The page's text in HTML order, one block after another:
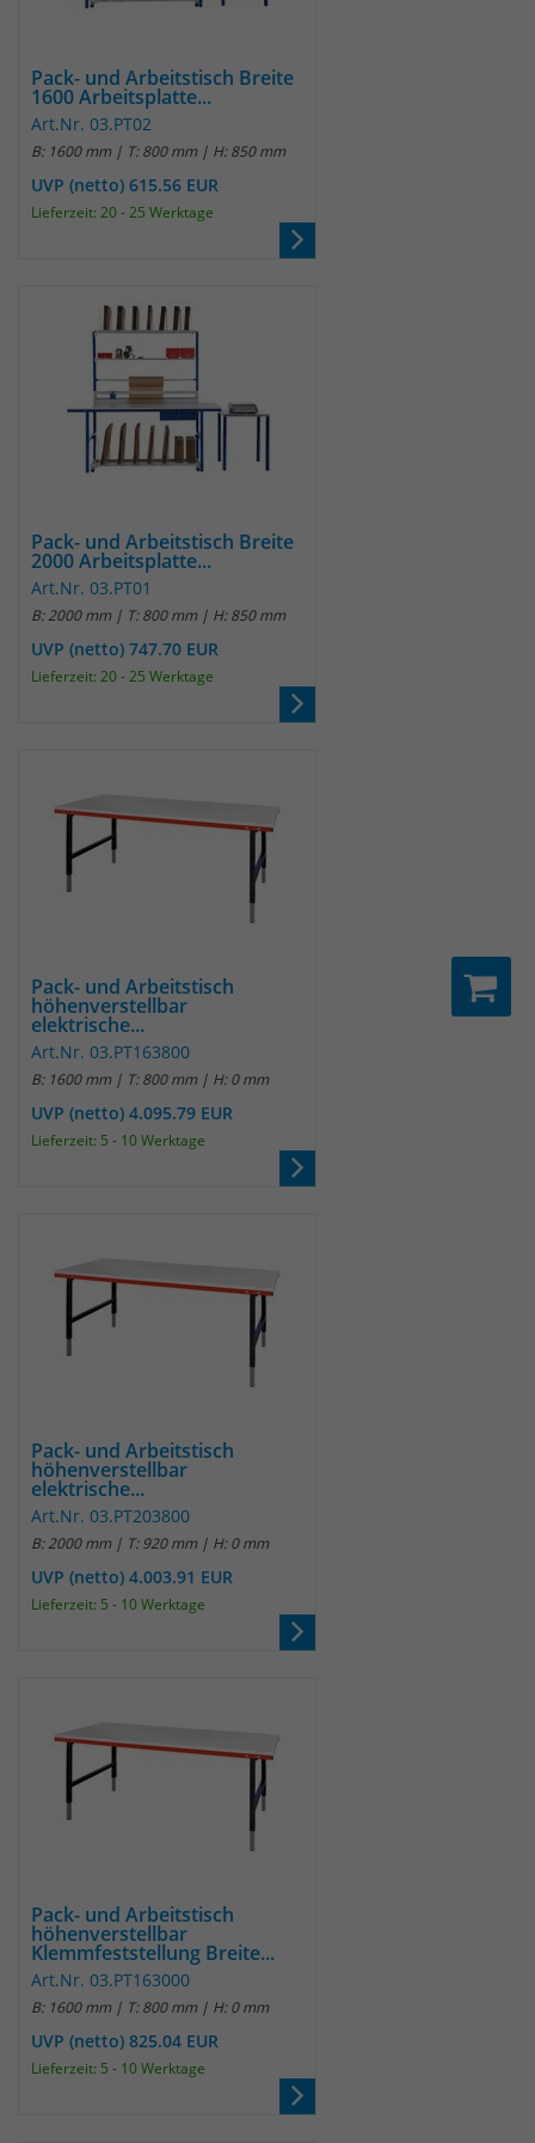
Pack- und Arbeitstisch Breite
1600 Arbeitsplatte...
Art.Nr. 03.PT02
B: 1600 mm | T: 800 mm | H: 850 mm
UVP (netto) 615.56 EUR
Lieferzeit: 20 - 25 Werktage
Pack- und Arbeitstisch Breite
2000 Arbeitsplatte...
Art.Nr. 03.PT01
B: 2000 mm | T: 800 mm | H: 850 mm
UVP (netto) 747.70 EUR
Lieferzeit: 20 - 25 Werktage
Pack- und Arbeitstisch
höhenverstellbar
elektrische...
Art.Nr. 03.PT163800
B: 1600 mm | T: 800 mm | H: 0 mm
UVP (netto) 4.095.79 EUR
Lieferzeit: 5 - 10 Werktage
Pack- und Arbeitstisch
höhenverstellbar
elektrische...
Art.Nr. 03.PT203800
B: 2000 mm | T: 920 mm | H: 0 mm
UVP (netto) 4.003.91 EUR
Lieferzeit: 5 - 10 Werktage
Pack- und Arbeitstisch
höhenverstellbar
Klemmfeststellung Breite...
Art.Nr. 03.PT163000
B: 1600 mm | T: 800 mm | H: 0 mm
UVP (netto) 825.04 EUR
Lieferzeit: 5 - 10 Werktage
unzugänglich.
Name _pk_ref
Anbieter Matomo
Das Cookie wird von Matomo
instralliert. Das Cookie wird verwendet,
um Besucher-, Sitzungs- und
Kampagnendaten zu berechnen und
die Nutzung der Website für den
Analysebericht der Website zu
eine randoly generierte Nummer zu,
um eindeutige Besucher zu
auf unserem Server gespeichert und
sind damit externen Unternehmen
Anbieter
Laufzeit
Das Cookie wird genutzt um temporär
Name _pk_cvar
Anbieter Matomo
Laufzeit 30 Minuten
Das Cookie wird genutzt um temporär
Name _pk_hsr
Anbieter
30 Minuten
Zweck
Das Cookie wird genutzt um temporär
Session Daten zu speichern
Name _pk_testcookie
Anbieter Matomo
überprüfen ob der Browser erlaubt
Cookies zu setzen. Es wird direkt nach
demTest wieder gelöscht.